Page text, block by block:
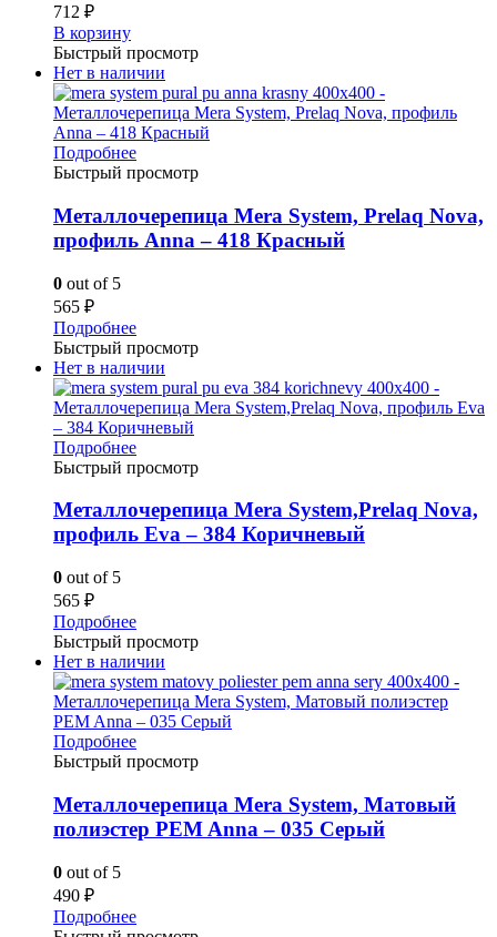
712 ₽
В корзину
Быстрый просмотр
Нет в наличии
Подробнее
Быстрый просмотр
Металлочерепица Mera System, Prelaq Nova,
профиль Anna – 418 Красный
0 out of 5
565 ₽
Подробнее
Быстрый просмотр
Нет в наличии
Подробнее
Быстрый просмотр
Металлочерепица Mera System,Prelaq Nova,
профиль Eva – 384 Коричневый
0 out of 5
565 ₽
Подробнее
Быстрый просмотр
Нет в наличии
Подробнее
Быстрый просмотр
Металлочерепица Mera System, Матовый
полиэстер PEM Anna – 035 Серый
0 out of 5
490 ₽
Подробнее